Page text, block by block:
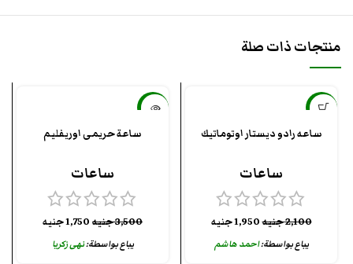
منتجات ذات صلة
-7%
ساعه رادو ديستار اوتوماتيك
ساعات
2,100جنيه1,950جنيه
يباع بواسطة:احمد هاشم
-50%
بيعت كلهاساعة حريمى اوريفليم
ساعات
3,500جنيه 1,750جنيه
يباع بواسطة:نهى زكريا